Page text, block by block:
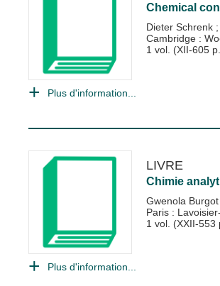
Chemical
Dieter Schrenk ;
Cambridge :
1 vol. (XII-605
Plus d'information...
LIVRE
Chimie
Gwenola Burgot
Paris :
1 vol. (XXII-553
Plus d'information...